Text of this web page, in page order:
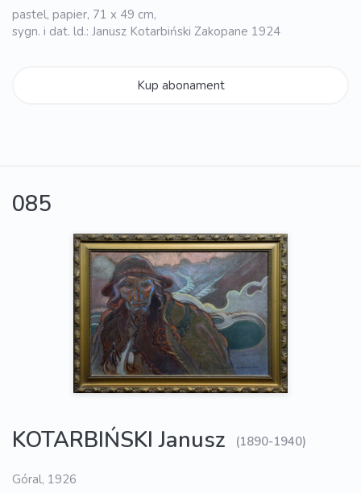
pastel, papier, 71 x 49 cm,
sygn. i dat. ld.: Janusz Kotarbiński Zakopane 1924
Kup abonament
085
KOTARBIŃSKI Janusz (1890-1940)
Góral, 1926